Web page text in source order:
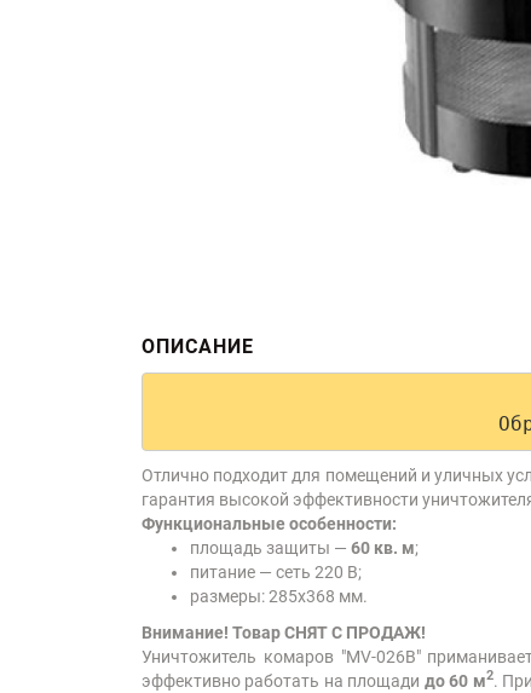
ОПИСАНИЕ
Отлично подходит для помещений и уличных
гарантия высокой эффективности
Функциональные особенности:
площадь защиты — 60 кв. м;
питание — сеть 220 В;
размеры: 285х368 мм.
Внимание! Товар СНЯТ С ПРОДАЖ!
Уничтожитель комаров "MV-026B"
эффективно работать на площади до 60 м2.